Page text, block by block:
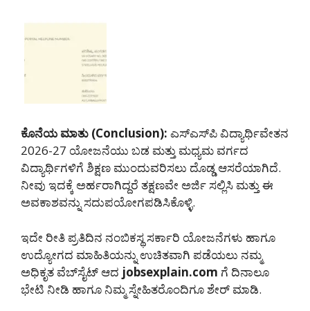
ಕೊನೆಯ ಮಾತು (Conclusion): ಎಸ್‌ಎಸ್‌ಪಿ ವಿದ್ಯಾರ್ಥಿವೇತನ
2026-27 ಯೋಜನೆಯು ಬಡ ಮತ್ತು ಮಧ್ಯಮ ವರ್ಗದ
ವಿದ್ಯಾರ್ಥಿಗಳಿಗೆ ಶಿಕ್ಷಣ ಮುಂದುವರಿಸಲು ದೊಡ್ಡ ಆಸರೆಯಾಗಿದೆ.
ನೀವು ಇದಕ್ಕೆ ಅರ್ಹರಾಗಿದ್ದರೆ ತಕ್ಷಣವೇ ಅರ್ಜಿ ಸಲ್ಲಿಸಿ ಮತ್ತು ಈ
ಅವಕಾಶವನ್ನು ಸದುಪಯೋಗಪಡಿಸಿಕೊಳ್ಳಿ.
ಇದೇ ರೀತಿ ಪ್ರತಿದಿನ ನಂಬಿಕಸ್ಥ ಸರ್ಕಾರಿ ಯೋಜನೆಗಳು ಹಾಗೂ
ಉದ್ಯೋಗದ ಮಾಹಿತಿಯನ್ನು ಉಚಿತವಾಗಿ ಪಡೆಯಲು ನಮ್ಮ
ಅಧಿಕೃತ ವೆಬ್‌ಸೈಟ್ ಆದ jobsexplain.com ಗೆ ದಿನಾಲೂ
ಭೇಟಿ ನೀಡಿ ಹಾಗೂ ನಿಮ್ಮ ಸ್ನೇಹಿತರೊಂದಿಗೂ ಶೇರ್ ಮಾಡಿ.